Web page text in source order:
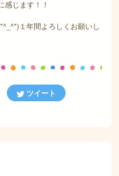
感じます！！
１年間よろしくお願いし
ツイート